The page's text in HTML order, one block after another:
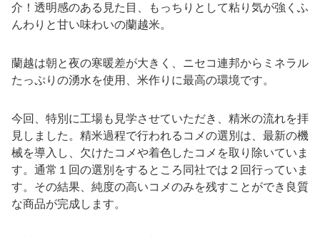
介！透明感のある見た目、もっちりとして粘り気が強くふ
んわりと甘い味わいの蘭越米。
蘭越は朝と夜の寒暖差が大きく、ニセコ連邦からミネラル
たっぷりの湧水を使用、米作りに最高の環境です。
今回、特別に工場も見学させていただき、精米の流れを拝
見しました。精米過程で行われるコメの選別は、最新の機
械を導入し、欠けたコメや着色したコメを取り除いていま
す。通常１回の選別をするところ同社では２回行っていま
す。その結果、純度の高いコメのみを残すことができ良質
な商品が完成します。